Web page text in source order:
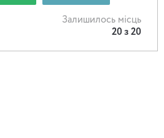
Залишилось місць
20з 20